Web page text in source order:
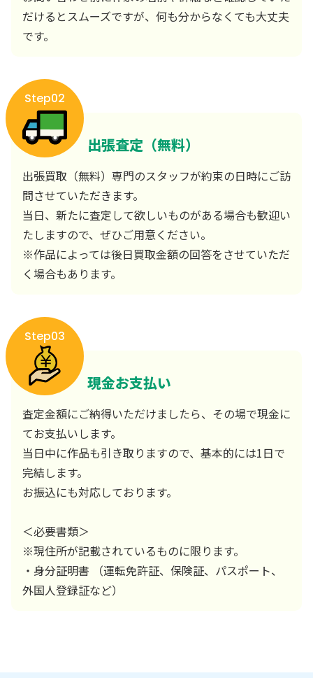
だけるとスムーズですが、何も分からなくても大丈夫
です。
Step02
出張査定（無料）
出張買取（無料）専門のスタッフが約束の日時にご訪
問させていただきます。
当日、新たに査定して欲しいものがある場合も歓迎い
たしますので、ぜひご用意ください。
※作品によっては後日買取金額の回答をさせていただ
く場合もあります。
Step03
現金お支払い
査定金額にご納得いただけましたら、その場で現金に
てお支払いします。
当日中に作品も引き取りますので、基本的には1日で
完結します。
お振込にも対応しております。
＜必要書類＞
※現住所が記載されているものに限ります。
・身分証明書 （運転免許証、保険証、パスポート、
外国人登録証など）